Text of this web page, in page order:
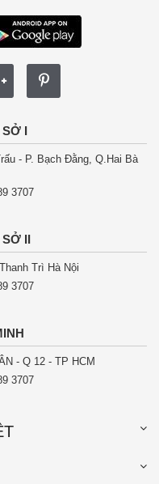
SỞ I
- P. Bạch Đằng, Q.Hai Bà
3707
SỞ II
Trì Hà Nội
3707
- Q 12 - TP HCM
3707